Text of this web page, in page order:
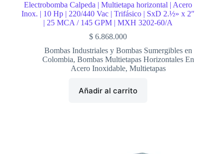
Electrobomba Calpeda | Multietapa horizontal | Acero
Inox. | 10 Hp | 220/440 Vac | Trifásico | SxD 2.½» x 2″
| 25 MCA / 145 GPM | MXH 3202-60/A
$ 6.868.000
Bombas Industriales y Bombas Sumergibles en
Colombia, Bombas Multietapas Horizontales En
Acero Inoxidable, Multietapas
Añadir al carrito